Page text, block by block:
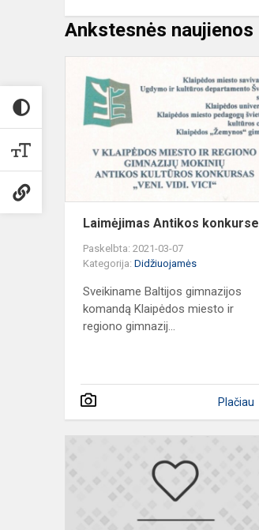
Ankstesnės naujienos
Laimėjimas Antikos konkurse
Paskelbta: 2021-03-07
Kategorija: Didžiuojamės
Sveikiname Baltijos gimnazijos
komandą Klaipėdos miesto ir
regiono gimnazij...
Plačiau